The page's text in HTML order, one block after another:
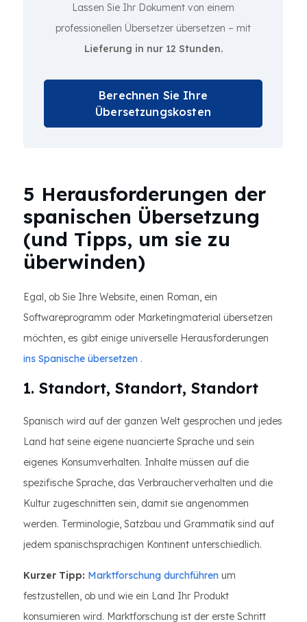
Lassen Sie Ihr Dokument von einem
professionellen Übersetzer übersetzen – mit
Lieferung in nur 12 Stunden.
Berechnen Sie Ihre
Übersetzungskosten
5 Herausforderungen der
spanischen Übersetzung
(und Tipps, um sie zu
überwinden)
Egal, ob Sie Ihre Website, einen Roman, ein
Softwareprogramm oder Marketingmaterial übersetzen
möchten, es gibt einige universelle Herausforderungen
ins Spanische übersetzen .
1. Standort, Standort, Standort
Spanisch wird auf der ganzen Welt gesprochen und jedes
Land hat seine eigene nuancierte Sprache und sein
eigenes Konsumverhalten. Inhalte müssen auf die
spezifische Sprache, das Verbraucherverhalten und die
Kultur zugeschnitten sein, damit sie angenommen
werden. Terminologie, Satzbau und Grammatik sind auf
jedem spanischsprachigen Kontinent unterschiedlich.
Kurzer Tipp: Marktforschung durchführen um
festzustellen, ob und wie ein Land Ihr Produkt
konsumieren wird. Marktforschung ist der erste Schritt